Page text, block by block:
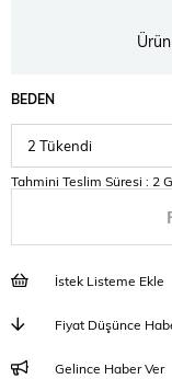
BEDEN
Tahmini Teslim Süresi : 2
İstek Listeme Ekle
Fiyat Düşünce
Gelince Haber Ver